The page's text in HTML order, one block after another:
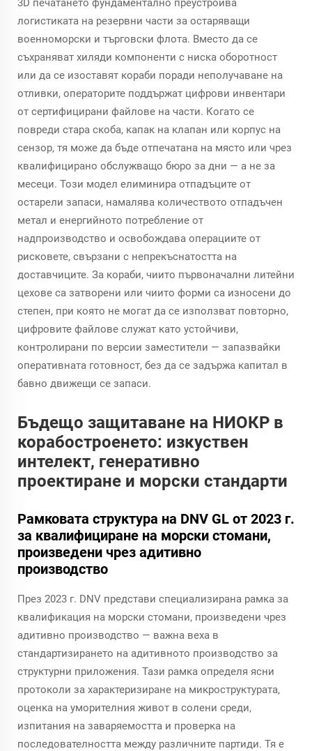
3D печатането фундаментално преустройва
логистиката на резервни части за остаряващи
военноморски и търговски флота. Вместо да се
съхраняват хиляди компоненти с ниска оборотност
или да се изоставят кораби поради неполучаване на
отливки, операторите поддържат цифрови инвентари
от сертифицирани файлове на части. Когато се
повреди стара скоба, капак на клапан или корпус на
сензор, тя може да бъде отпечатана на място или чрез
квалифицирано обслужващо бюро за дни — а не за
месеци. Този модел елиминира отпадъците от
остарели запаси, намалява количеството отпадъчен
метал и енергийното потребление от
надпроизводство и освобождава операциите от
рисковете, свързани с непрекъснатостта на
доставчиците. За кораби, чиито първоначални литейни
цехове са затворени или чиито форми са износени до
степен, при която не могат да се използват повторно,
цифровите файлове служат като устойчиви,
контролирани по версии заместители — запазвайки
оперативната готовност, без да се задържа капитал в
бавно движещи се запаси.
Бъдещо защитаване на НИОКР в
корабостроенето: изкуствен
интелект, генеративно
проектиране и морски стандарти
Рамковата структура на DNV GL от 2023 г.
за квалифициране на морски стомани,
произведени чрез адитивно
производство
През 2023 г. DNV представи специализирана рамка за
квалификация на морски стомани, произведени чрез
адитивно производство — важна веха в
стандартизирането на адитивното производство за
структурни приложения. Тази рамка определя ясни
протоколи за характеризиране на микроструктурата,
оценка на уморителния живот в солени среди,
изпитания на заваряемостта и проверка на
последователността между различните партиди. Тя е